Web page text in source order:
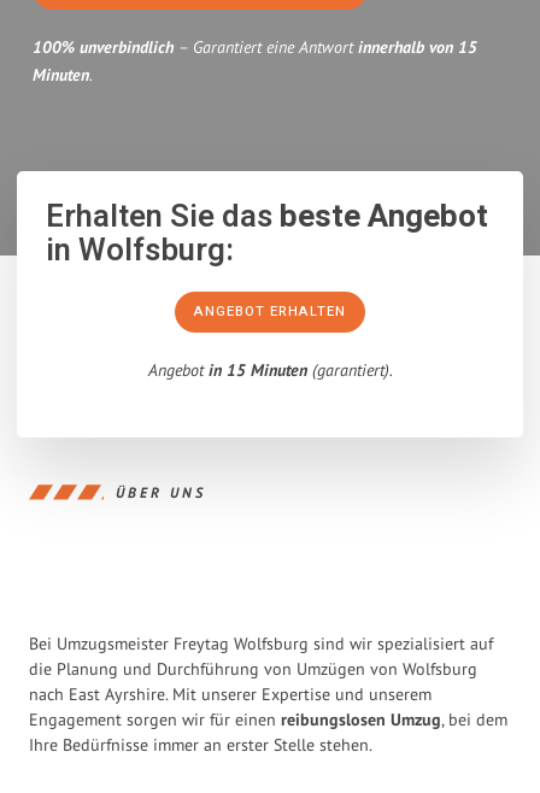
100% unverbindlich – Garantiert eine Antwortinnerhalb von 15
Minuten.
Erhalten Sie dasbeste Angebot
in Wolfsburg:
ANGEBOT ERHALTEN
Angebotin 15 Minuten(garantiert).
ÜBER UNS
Bei Umzugsmeister Freytag Wolfsburg sind wir spezialisiert auf
die Planung und Durchführung von Umzügen von Wolfsburg
nach East Ayrshire. Mit unserer Expertise und unserem
Engagement sorgen wir für einen reibungslosen Umzug, bei dem
Ihre Bedürfnisse immer an erster Stelle stehen.